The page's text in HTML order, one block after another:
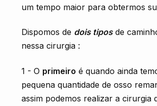
um tempo maior para obtermos
Dispomos de dois tiposde
nessa cirurgia :
1 - O primeiro é quando ainda
pequena quantidade de osso
assim podemos realizar a cirurgia